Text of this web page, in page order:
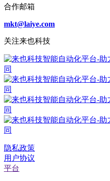
合作邮箱
mkt@laiye.com
关注来也科技
隐私政策
用户协议
平台